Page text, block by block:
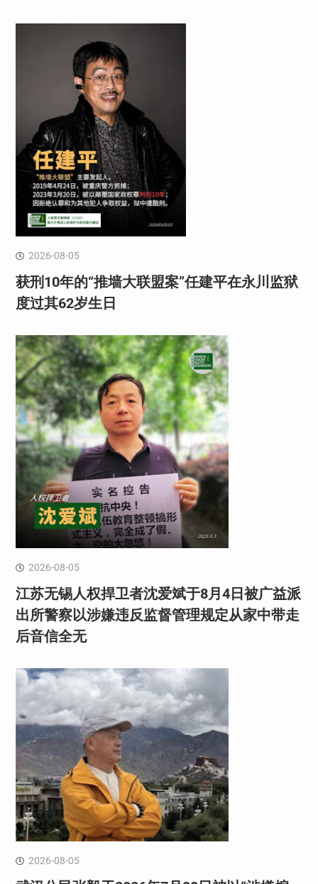
2026-08-05
获刑10年的“推墙大联盟案”任建平在永川监狱
度过其62岁生日
2026-08-05
江苏无锡人权捍卫者沈爱斌于8月4日被广益派
出所警察以涉嫌违反监督管理规定从家中带走
后音信全无
2026-08-05